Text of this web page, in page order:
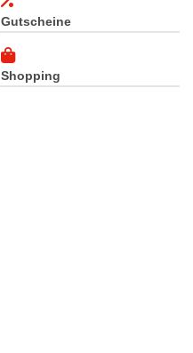
Gutscheine
Shopping